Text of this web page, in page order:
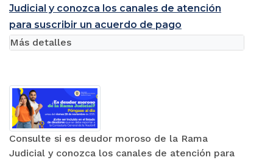
Judicial y conozca los canales de atención
para suscribir un acuerdo de pago
Consulte si es deudor moroso de la Rama
Judicial y conozca los canales de atención para
Más detalles